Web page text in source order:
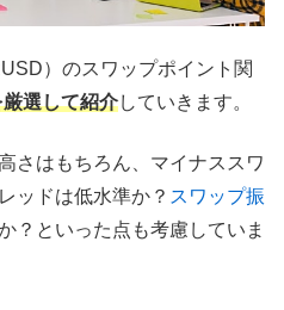
）のスワップポイント関
選して紹介していきます。
さはもちろん、マイナススワ
ッドは低水準か？ スワップ振
？といった点も考慮していま